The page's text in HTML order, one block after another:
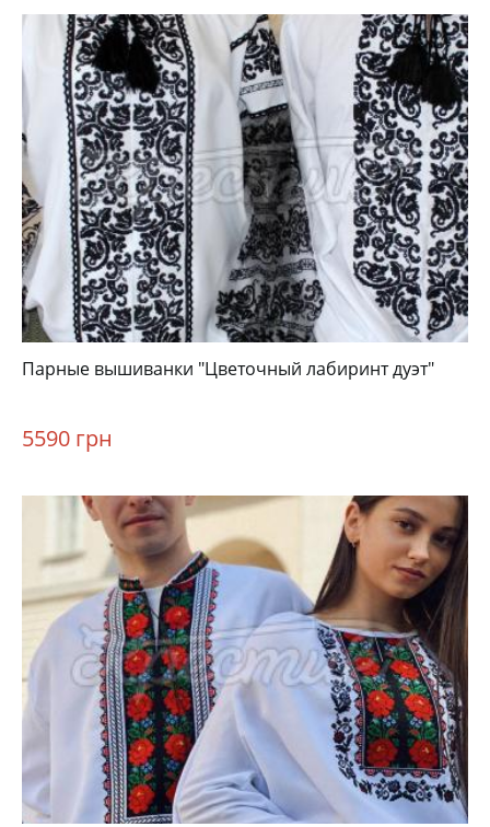
Парные вышиванки "Цветочный лабиринт дуэт"
5590 грн